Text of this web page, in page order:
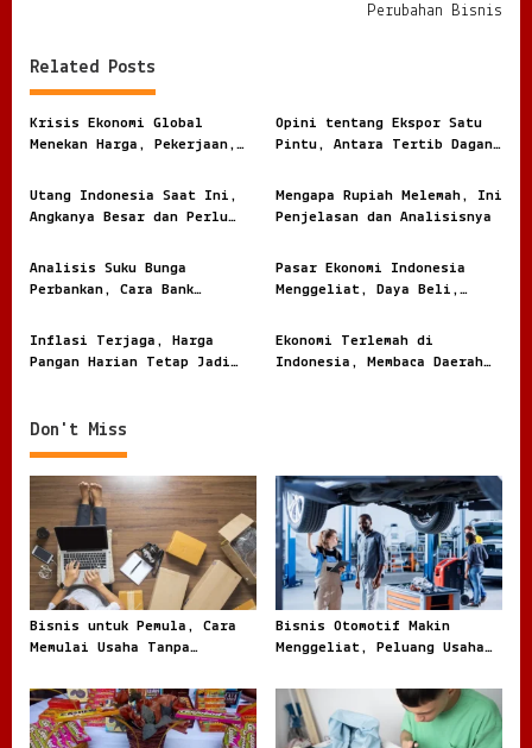
a
i
a
i
n
Perubahan Bisnis
Related Posts
Krisis Ekonomi Global
Menekan Harga, Pekerjaan,
Opini tentang Ekspor Satu
Pintu, Antara Tertib Dagang
Utang Indonesia Saat Ini,
Angkanya Besar dan Perlu
Mengapa Rupiah Melemah, Ini
Penjelasan dan Analisisnya
Analisis Suku Bunga
Perbankan, Cara Bank
Nasabah
Pasar Ekonomi Indonesia
Menggeliat, Daya Beli,
Jadi Sorotan
Inflasi Terjaga, Harga
Pangan Harian Tetap Jadi
Ekonomi Terlemah di
Indonesia, Membaca Daerah
Don't Miss
Bisnis untuk Pemula, Cara
Memulai Usaha Tanpa
Bisnis Otomotif Makin
Menggeliat, Peluang Usaha
Beli Kendaraan